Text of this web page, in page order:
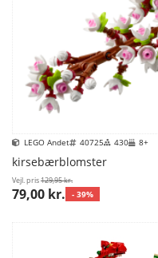
LEGO Andet 40725 430 8+
kirsebærblomster
Vejl. pris129,95 kr.
79,00 kr. - 39%